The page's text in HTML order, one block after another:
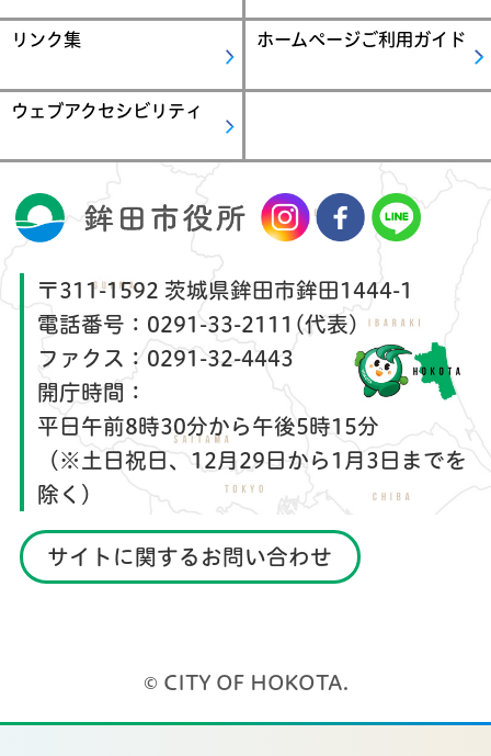
リンク集 ホームページご利用ガイド
ウェブアクセシビリティ
〒311-1592 茨城県鉾田市鉾田1444-1
電話番号： 0291-33-2111(代表)
ファクス： 0291-32-4443
開庁時間：
平日午前8時30分から午後5時15分
（※土日祝日、12月29日から1月3日までを
除く）
サイトに関するお問い合わせ
© CITY OF HOKOTA.